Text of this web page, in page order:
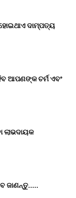
ଦାମ୍ପତ୍ୟ
ଆପଣଙ୍କ ଚର୍ମ ଏବଂ
ଲାଭଦାୟକ
ଜାଣନ୍ତୁ.....